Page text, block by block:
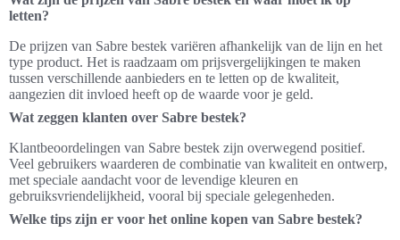
letten?
De prijzen van Sabre bestek variëren afhankelijk van de lijn en het
type product. Het is raadzaam om prijsvergelijkingen te maken
tussen verschillende aanbieders en te letten op de kwaliteit,
aangezien dit invloed heeft op de waarde voor je geld.
Wat zeggen klanten over Sabre bestek?
Klantbeoordelingen van Sabre bestek zijn overwegend positief.
Veel gebruikers waarderen de combinatie van kwaliteit en ontwerp,
met speciale aandacht voor de levendige kleuren en
gebruiksvriendelijkheid, vooral bij speciale gelegenheden.
Welke tips zijn er voor het online kopen van Sabre bestek?